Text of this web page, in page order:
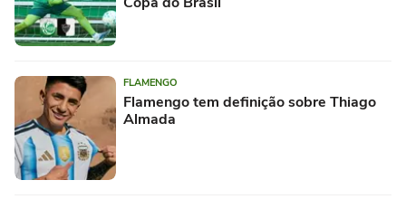
FLAMENGO
Flamengo tem definição sobre Thiago
Almada